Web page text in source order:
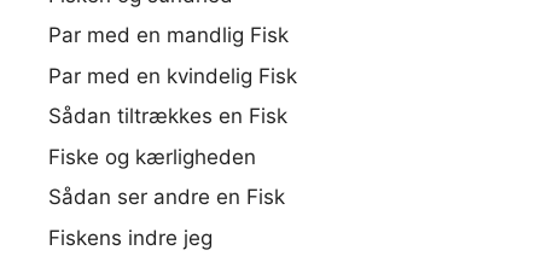
Par med en mandlig Fisk
Par med en kvindelig Fisk
Sådan tiltrækkes en Fisk
Fiske og kærligheden
Sådan ser andre en Fisk
Fiskens indre jeg